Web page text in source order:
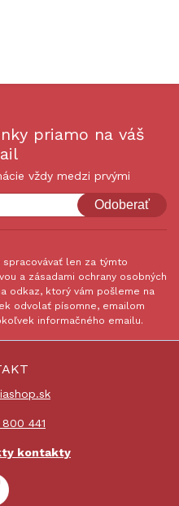
priamo na váš
vždy medzi prvými
Odoberať
len za týmto
a zásadami ochrany osobných
odkaz, ktorý vám pošleme na
odvolať písomne, emailom
informačného emailu.
441
kontakty